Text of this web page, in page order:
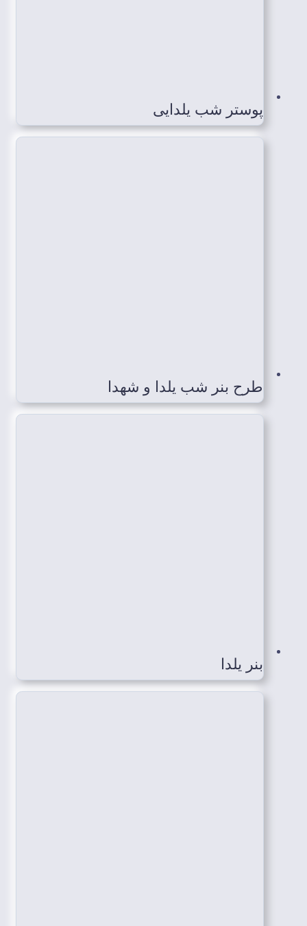
پوستر شب یلدایی
طرح بنر شب یلدا و شهدا
بنر یلدا